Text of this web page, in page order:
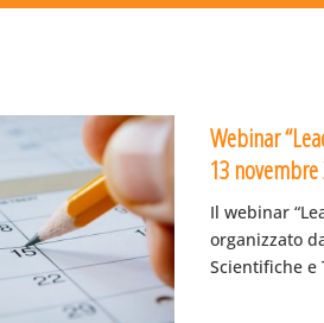
Webinar
13 novembre
Il webinar
organizzato
Scientifiche e